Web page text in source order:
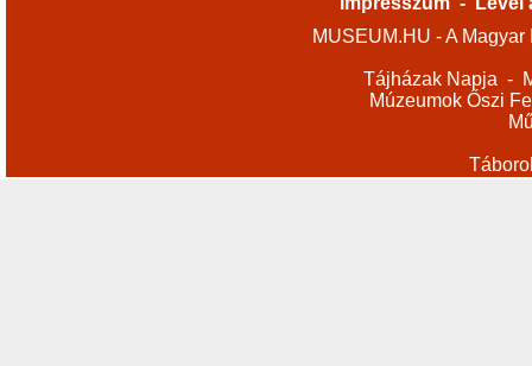
MUSEUM.HU - A
Tájházak Napja -
Múzeumok Őszi